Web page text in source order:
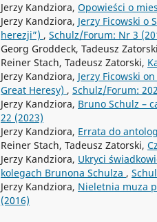
Jerzy Kandziora, Opowieści o
Jerzy Kandziora, Jerzy Ficowski o
herezji”) , Schulz/Forum: Nr 3
Georg Groddeck, Tadeusz
Reiner Stach, Tadeusz Zatorski,
Jerzy Kandziora, Jerzy Ficowski
Great Heresy) , Schulz/Forum:
Jerzy Kandziora, Bruno Schulz –
22 (2023)
Jerzy Kandziora, Errata do
Reiner Stach, Tadeusz Zatorski,
Jerzy Kandziora, Ukryci
kolegach Brunona Schulza ,
Jerzy Kandziora, Nieletnia muza
(2016)